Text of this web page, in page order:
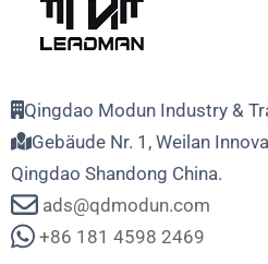
Qingdao Modun Industry &
Gebäude Nr. 1, Weilan
Qingdao Shandong China.
ads@qdmodun.com
+86 181 4598 2469